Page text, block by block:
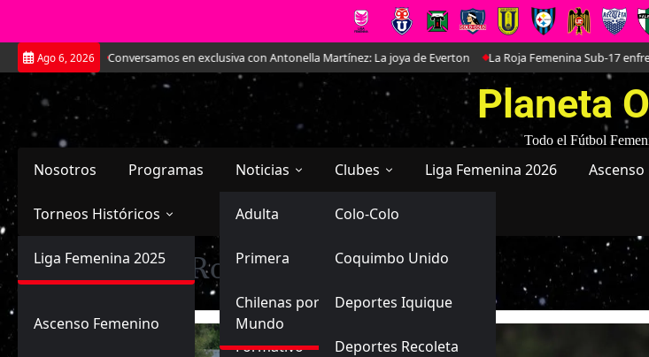
Saltar
al
contenido
Ago 6, 2026
Conversamos en exclusiva con Antonella Martínez: La joya de Everton La Roja Femenina Sub-17 enfrentará a
Planeta
Todo el Fútbol
Nosotros Programas Noticias
Selección Chilena
Adulta
Sub-20
Sub-17
Futbol Nacional
Primera
Ascenso
Formativo
Futbol Internacional
Chilenas por el
Mundo
Clubes
Primera
Colo-Colo
Coquimbo Unido
Deportes Iquique
Deportes Recoleta
Ascenso
Liga Femenina 2026
Torneos Históricos
Primera División
Femenina
Liga Femenina 2025
Ascenso Femenino
Etiqueta:La Roja Femenina